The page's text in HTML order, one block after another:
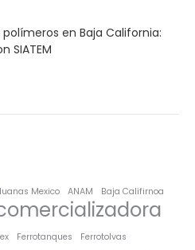
en Baja California:
SIATEM
Mexico ANAM
Baja Califirnoa
Ferrotanques Ferrotolvas